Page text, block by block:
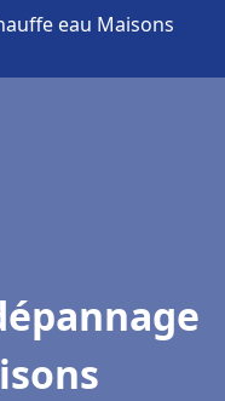
eau Maisons